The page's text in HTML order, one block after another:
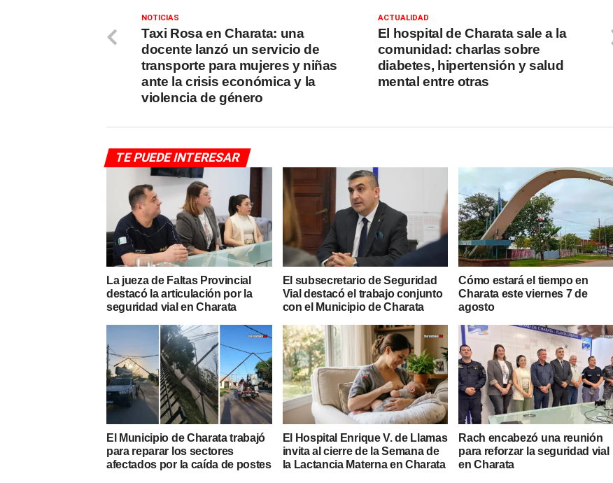
ACTUALIDAD
El hospital de Charata sale a la
comunidad: charlas sobre
diabetes, hipertensión y salud
mental entre otras
NOTICIAS
Taxi Rosa en Charata: una
docente lanzó un servicio de
transporte para mujeres y niñas
ante la crisis económica y la
violencia de género
TE PUEDE INTERESAR
La jueza de Faltas Provincial
destacó la articulación por la
seguridad vial en Charata
El subsecretario de Seguridad
Vial destacó el trabajo conjunto
con el Municipio de Charata
Cómo estará el tiempo en
Charata este viernes 7 de
agosto
El Municipio de Charata trabajó
para reparar los sectores
afectados por la caída de postes
El Hospital Enrique V. de Llamas
invita al cierre de la Semana de
la Lactancia Materna en Charata
Rach encabezó una reunión
para reforzar la seguridad vial
en Charata